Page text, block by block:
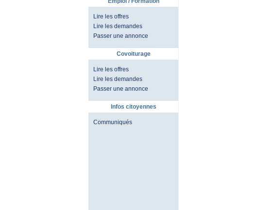
Lire les offres
Lire les demandes
Passer une annonce
Covoiturage
Lire les offres
Lire les demandes
Passer une annonce
Infos citoyennes
Communiqués